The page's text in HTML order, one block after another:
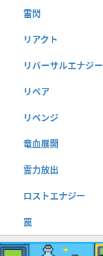
雷閃
リアクト
リバーサルエナジー
リペア
リベンジ
竜血展開
霊力放出
ロストエナジー
罠